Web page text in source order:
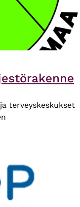
terveyskeskukset